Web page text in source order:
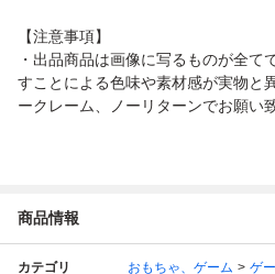
【注意事項】
・出品商品は画像に写るものが全て
すことによる色味や素材感が実物と
ークレーム、ノーリターンでお願い
商品情報
カテゴリ おもちゃ、ゲーム ゲ